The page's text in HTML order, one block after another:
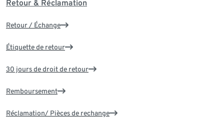
Retour & Réclamation
Retour / Échange
Étiquette de retour
30 jours de droit de retour
Remboursement
Réclamation/ Pièces de rechange